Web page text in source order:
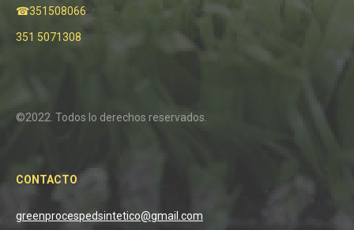
☎351508066
351 5071308
©2022. Todos lo derechos reservados.
CONTACTO
greenprocespedsintetico@gmail.com